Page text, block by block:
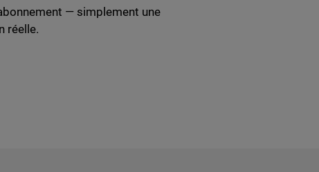
— simplement une
réelle.